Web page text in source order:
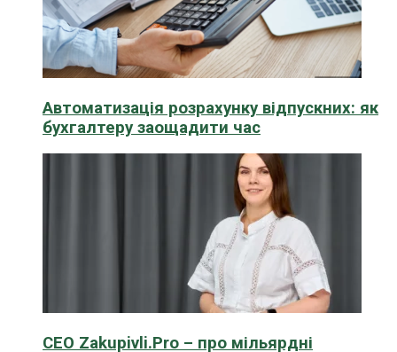
Автоматизація розрахунку відпускних: як
бухгалтеру заощадити час
CEO Zakupivli.Pro – про мільярдні